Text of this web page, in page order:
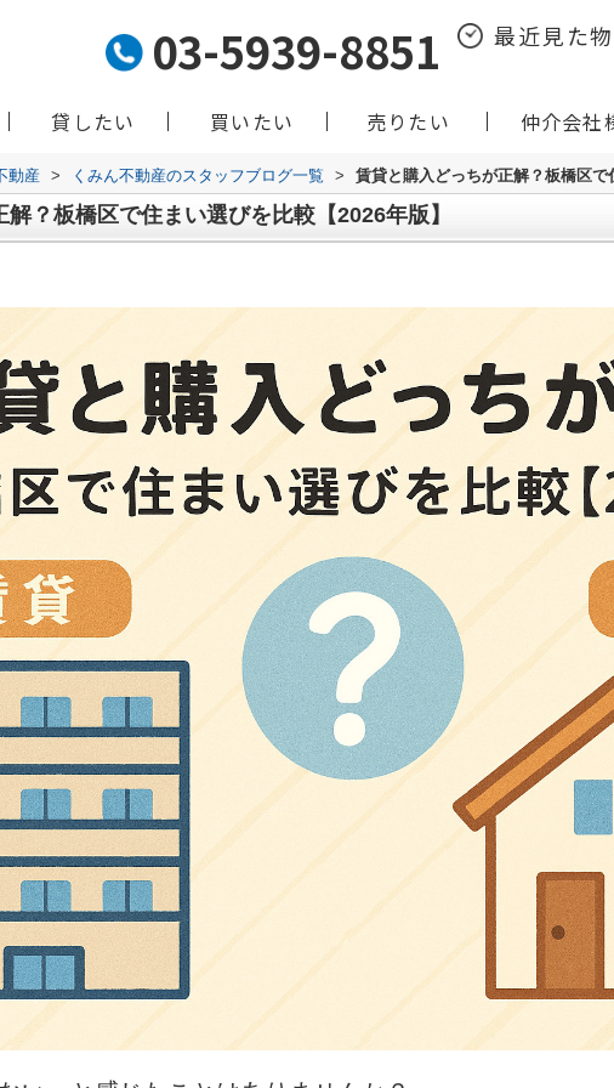
03-5939-8851 最近見た
貸したい 買いたい 売りたい 仲介会社
動産 > くみん不動産のスタッフブログ一覧 > 賃貸と購入どっちが正解？板橋区
？板橋区で住まい選びを比較【2026年版】